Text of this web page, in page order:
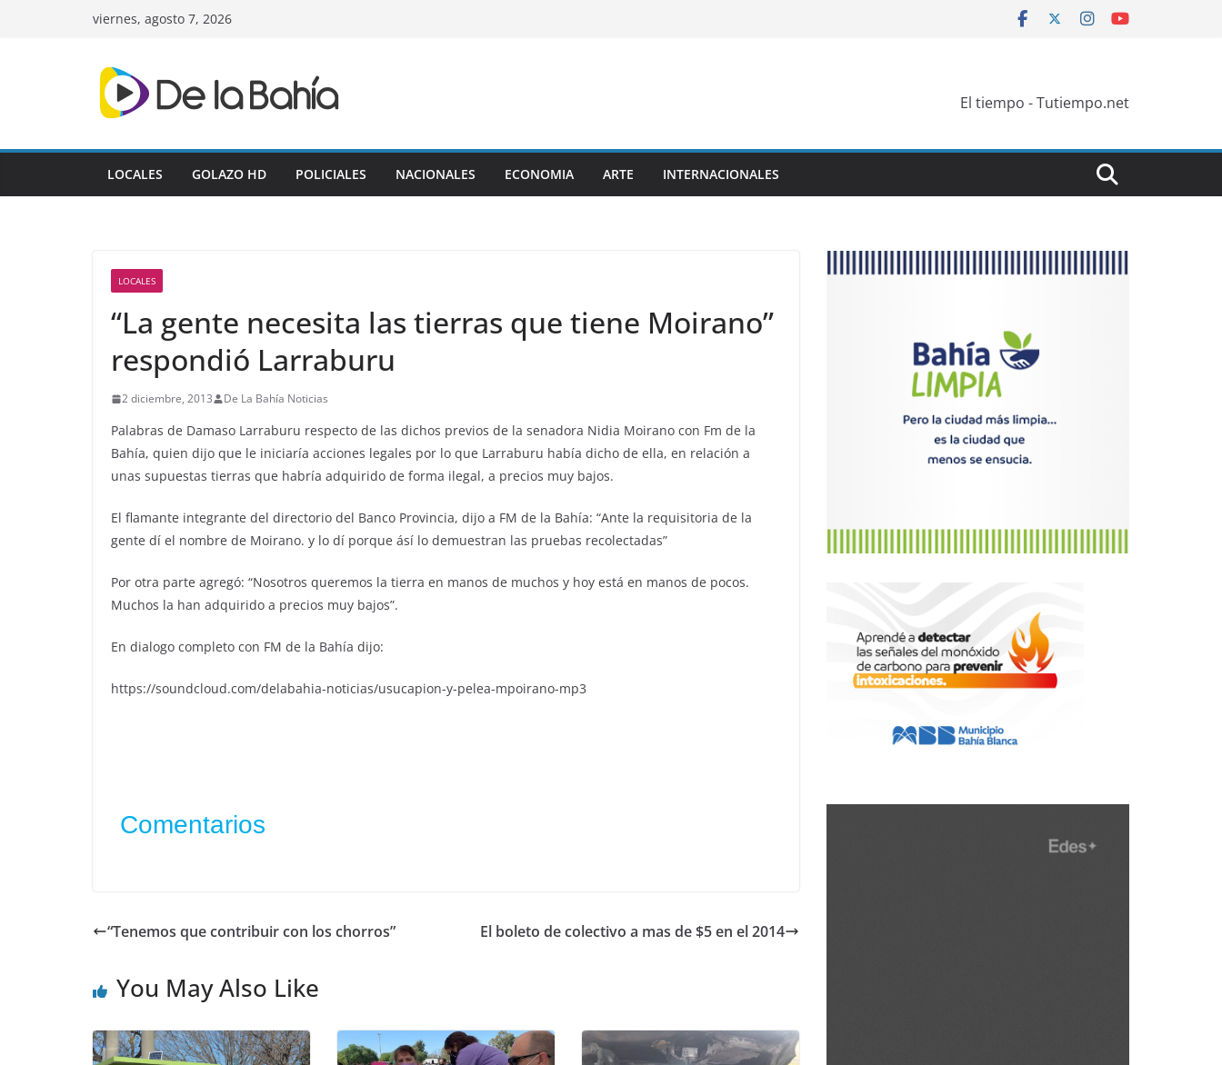
viernes, agosto 7, 2026
El tiempo - Tutiempo.net
LOCALES GOLAZO HD POLICIALES NACIONALES ECONOMIA ARTE INTERNACIONALES
LOCALES
“La gente necesita las tierras que tiene Moirano”
respondió Larraburu
2 diciembre, 2013 De La Bahía Noticias
Palabras de Damaso Larraburu respecto de las dichos previos de la senadora Nidia Moirano con Fm de la
Bahía, quien dijo que le iniciaría acciones legales por lo que Larraburu había dicho de ella, en relación a
unas supuestas tierras que habría adquirido de forma ilegal, a precios muy bajos.
El flamante integrante del directorio del Banco Provincia, dijo a FM de la Bahía: “Ante la requisitoria de la
gente dí el nombre de Moirano. y lo dí porque ásí lo demuestran las pruebas recolectadas”
Por otra parte agregó: “Nosotros queremos la tierra en manos de muchos y hoy está en manos de pocos.
Muchos la han adquirido a precios muy bajos”.
En dialogo completo con FM de la Bahía dijo:
https://soundcloud.com/delabahia-noticias/usucapion-y-pelea-mpoirano-mp3
Comentarios
“Tenemos que contribuir con los chorros” El boleto de colectivo a mas de $5 en el 2014
You May Also Like